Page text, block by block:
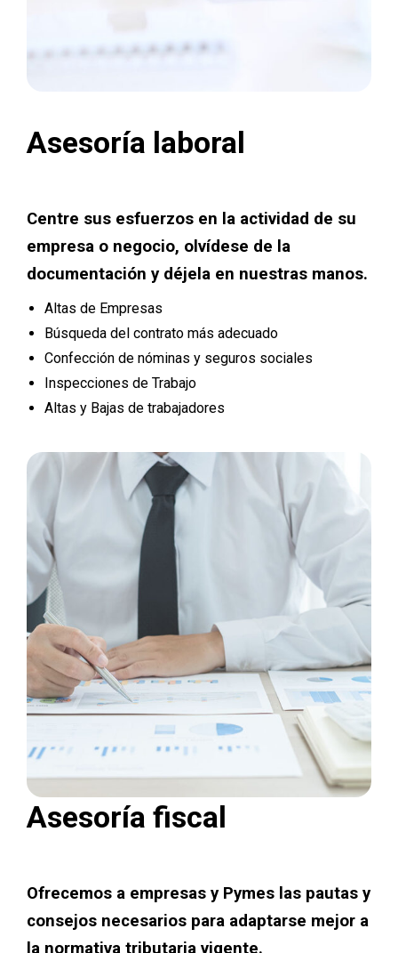
Asesoría laboral
Centre sus esfuerzos en la actividad de su
empresa o negocio, olvídese de la
documentación y déjela en nuestras manos.
Altas de Empresas
Búsqueda del contrato más adecuado
Confección de nóminas y seguros sociales
Inspecciones de Trabajo
Altas y Bajas de trabajadores
Asesoría fiscal
Ofrecemos a empresas y Pymes las pautas y
consejos necesarios para adaptarse mejor a
la normativa tributaria vigente.